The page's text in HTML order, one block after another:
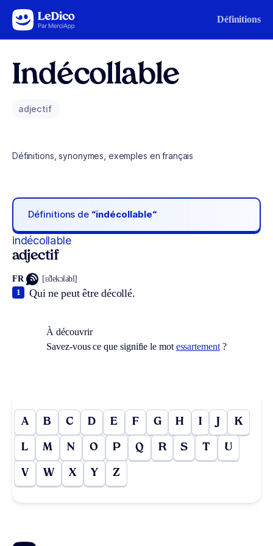
Aller au contenu Définitions
Indécollable
adjectif
Définitions, synonymes, exemples en français
Définitions de “indécollable“
indécollable
adjectif
FR [ɛ̃dekɔlabl]
Qui ne peut être décollé.
1
À découvrir
Savez-vous ce que signifie le mot essartement?
A B C D E F G H I J K
L M N O P Q R S T U
V W X Y Z